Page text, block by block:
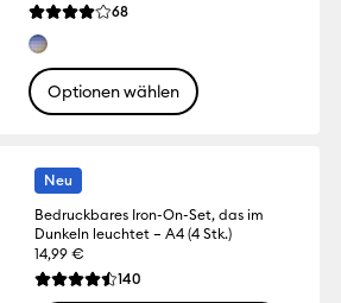
Die durchschnittliche Bewertung für
68Reviews
Optionen wählen
Neu
Bedruckbares Iron-On-Set, das im
Dunkeln leuchtet – A4 (4 Stk.)
14,99 €
Die durchschnittliche Bewertung für
140